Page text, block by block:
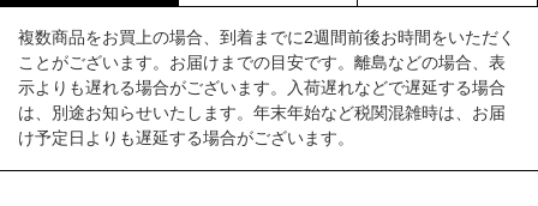
複数商品をお買上の場合、到着までに2週間前後お時間をいただく
ことがございます。お届けまでの目安です。離島などの場合、表
示よりも遅れる場合がございます。入荷遅れなどで遅延する場合
は、別途お知らせいたします。年末年始など税関混雑時は、お届
け予定日よりも遅延する場合がございます。